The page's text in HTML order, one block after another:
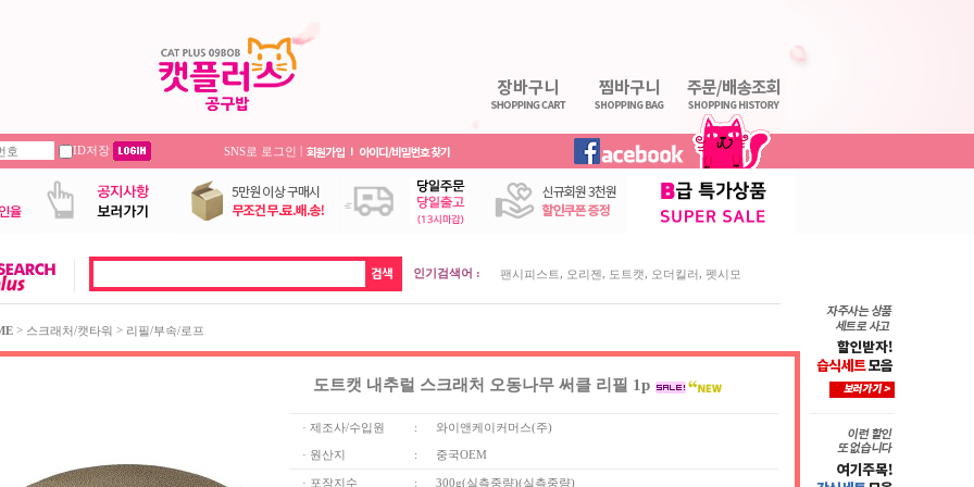
ID저장 SNS로 로그인 |
인기검색어 : 팬시피스트 오리젠 도트캣 오더킬러 펫시모
> 스크래처/캣타워 > 리필/부속/로프
도트캣 내추럴 스크래처 오동나무 써클 리필 1p
· 제조사/수입원 : 와이앤케이커머스(주)
· 원산지 : 중국OEM
· 포장지수 : 300g(실측중량)(실측중량)